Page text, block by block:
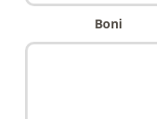
Boni